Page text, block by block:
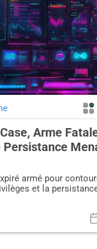
Arme
Persistance
armé pour
et la